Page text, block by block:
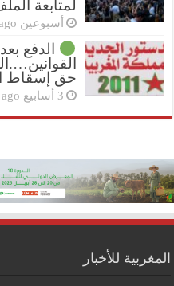
لمتابعة
أسبوعين ago
الدفع
حق إسقاط
3 أسابيع ago
المغربية للأخبار